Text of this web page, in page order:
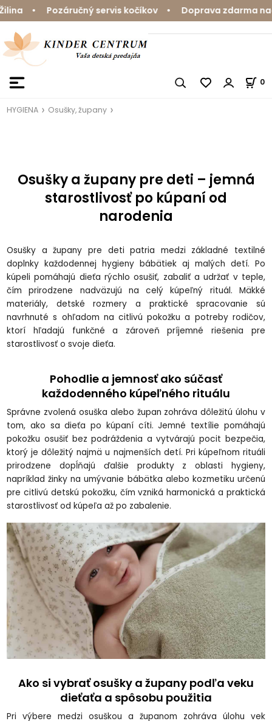
servis kočíkov • Doprava zdarma nad 59 €
0
HYGIENA Osušky, župany
Osušky a župany pre deti – jemná
starostlivosť po kúpaní od
narodenia
Osušky a župany pre deti patria medzi základné textilné
doplnky každodennej hygieny bábätiek aj malých detí. Po
kúpeli pomáhajú dieťa rýchlo osušiť, zabaliť a udržať v teple,
čím prirodzene nadväzujú na celý kúpeľný rituál. Mäkké
materiály, detské rozmery a praktické spracovanie sú
navrhnuté s ohľadom na citlivú pokožku a potreby rodičov,
ktorí hľadajú funkčné a zároveň príjemné riešenia pre
starostlivosť o svoje dieťa.
Pohodlie a jemnosť ako súčasť
každodenného kúpeľného rituálu
Správne zvolená osuška alebo župan zohráva dôležitú úlohu v
tom, ako sa dieťa po kúpaní cíti. Jemné textílie pomáhajú
pokožku osušiť bez podráždenia a vytvárajú pocit bezpečia,
ktorý je dôležitý najmä u najmenších detí. Pri kúpeľnom rituáli
prirodzene dopĺňajú ďalšie produkty z oblasti hygieny,
napríklad žinky na umývanie bábätka alebo kozmetiku určenú
pre citlivú detskú pokožku, čím vzniká harmonická a praktická
starostlivosť od kúpeľa až po zabalenie.
Ako si vybrať osušky a župany podľa veku
dieťaťa a spôsobu použitia
Pri výbere medzi osuškou a županom zohráva úlohu vek